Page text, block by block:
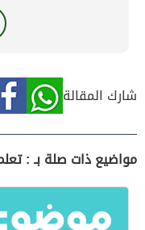
شارك المقالة
مواضيع ذات صلة بـ :